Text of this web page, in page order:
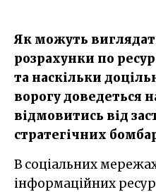
Як можуть
розрахунки по
та наскільки
ворогу доведеться
відмовитись від
стратегічних
В соціальних мережах та інших
інформаційних